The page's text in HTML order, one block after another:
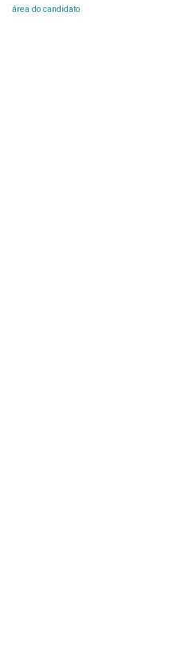
área do candidato